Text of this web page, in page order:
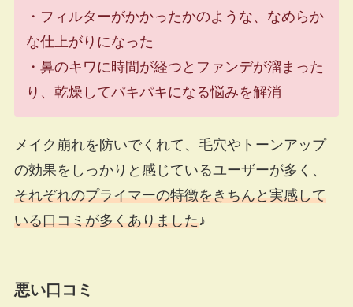
・フィルターがかかったかのような、なめらか
な仕上がりになった
・鼻のキワに時間が経つとファンデが溜まった
り、乾燥してパキパキになる悩みを解消
メイク崩れを防いでくれて、毛穴やトーンアップ
の効果をしっかりと感じているユーザーが多く、
それぞれのプライマーの特徴をきちんと実感して
いる口コミが多くありました♪
悪い口コミ